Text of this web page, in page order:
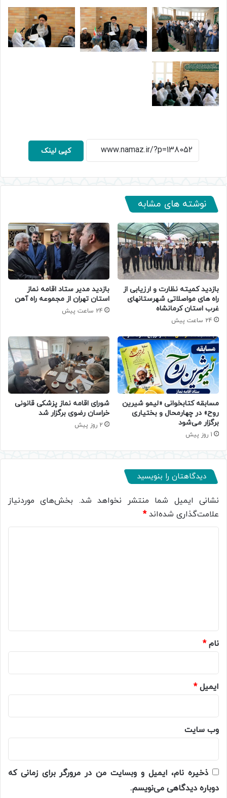
کپی لینک
نوشته های مشابه
بازدید کمیته نظارت و ارزیابی از
راه های مواصلاتی شهرستانهای
غرب استان کرمانشاه
24 ساعت پیش
بازدید مدیر ستاد اقامه نماز
استان تهران از مجموعه راه آهن
24 ساعت پیش
مسابقه کتابخوانی «لیمو شیرین
روح» در چهارمحال و بختیاری
برگزار می‌شود
1 روز پیش
شورای اقامه نماز پزشکی قانونی
خراسان رضوی برگزار شد
2 روز پیش
دیدگاهتان را بنویسید
نشانی ایمیل شما منتشر نخواهد شد. بخش‌های موردنیاز
علامت‌گذاری شده‌اند*
نام*
ایمیل*
وب‌ سایت
ذخیره نام، ایمیل و وبسایت من در مرورگر برای زمانی که
دوباره دیدگاهی می‌نویسم.